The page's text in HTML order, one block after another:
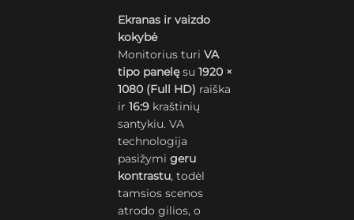
Ekranas ir vaizdo
kokybė
Monitorius turiVA
tipo panelęsu1920 ×
1080 (Full HD) raiška
ir16:9 kraštinių
santykiu. VA
technologija
pasižymigeru
kontrastu, todėl
tamsios scenos
atrodo gilios, o